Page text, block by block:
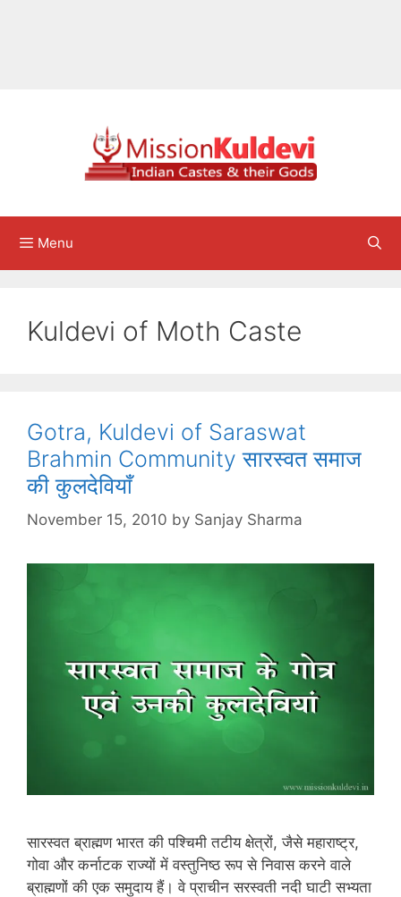
Menu
Kuldevi of Moth Caste
Gotra, Kuldevi of Saraswat
Brahmin Community सारस्वत समाज
की कुलदेवियाँ
November 15, 2010 by Sanjay Sharma
सारस्वत ब्राह्मण भारत की पश्चिमी तटीय क्षेत्रों, जैसे महाराष्ट्र,
गोवा और कर्नाटक राज्यों में वस्तुनिष्ठ रूप से निवास करने वाले
ब्राह्मणों की एक समुदाय हैं। वे प्राचीन सरस्वती नदी घाटी सभ्यता